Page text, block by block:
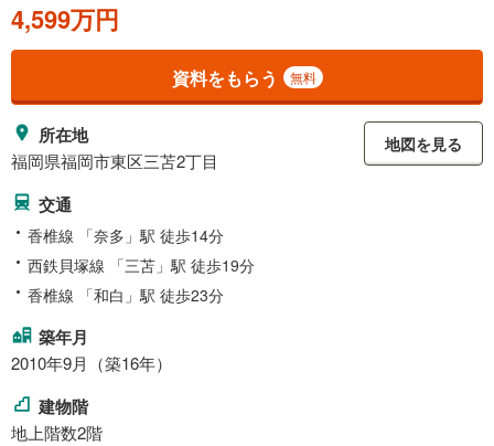
4,599万円
資料をもらう 無料
所在地
福岡県福岡市東区三苫2丁目
地図を見る
交通
香椎線 「奈多」駅 徒歩14分
西鉄貝塚線 「三苫」駅 徒歩19分
香椎線 「和白」駅 徒歩23分
築年月
2010年9月（築16年）
建物階
地上階数2階